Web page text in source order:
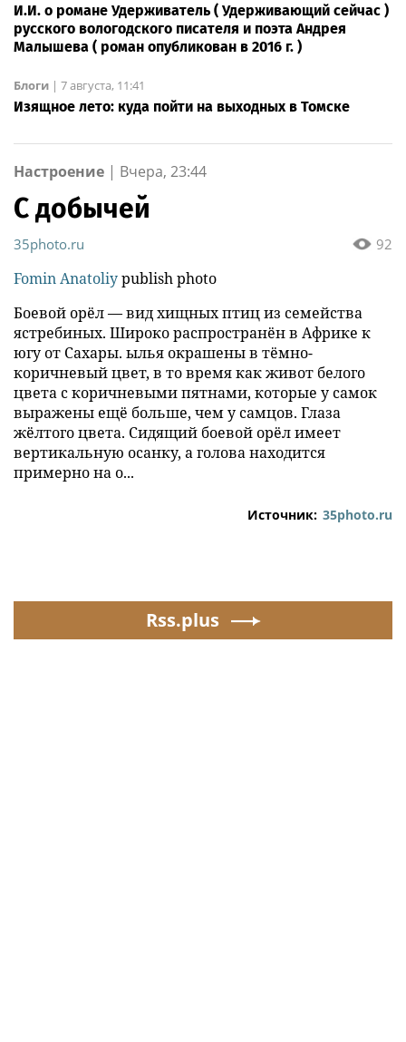
И.И. о романе Удерживатель ( Удерживающий сейчас )
русского вологодского писателя и поэта Андрея
Малышева ( роман опубликован в 2016 г. )
Блоги | 7 августа, 11:41
Изящное лето: куда пойти на выходных в Томске
Настроение | Вчера, 23:44
С добычей
92
35photo.ru
Fomin Anatoliypublish photo
Боевой орёл — вид хищных птиц из семейства
ястребиных. Широко распространён в Африке к
югу от Сахары. ылья окрашены в тёмно-
коричневый цвет, в то время как живот белого
цвета с коричневыми пятнами, которые у самок
выражены ещё больше, чем у самцов. Глаза
жёлтого цвета. Сидящий боевой орёл имеет
вертикальную осанку, а голова находится
примерно на о...
Источник: 35photo.ru
Rss.plus